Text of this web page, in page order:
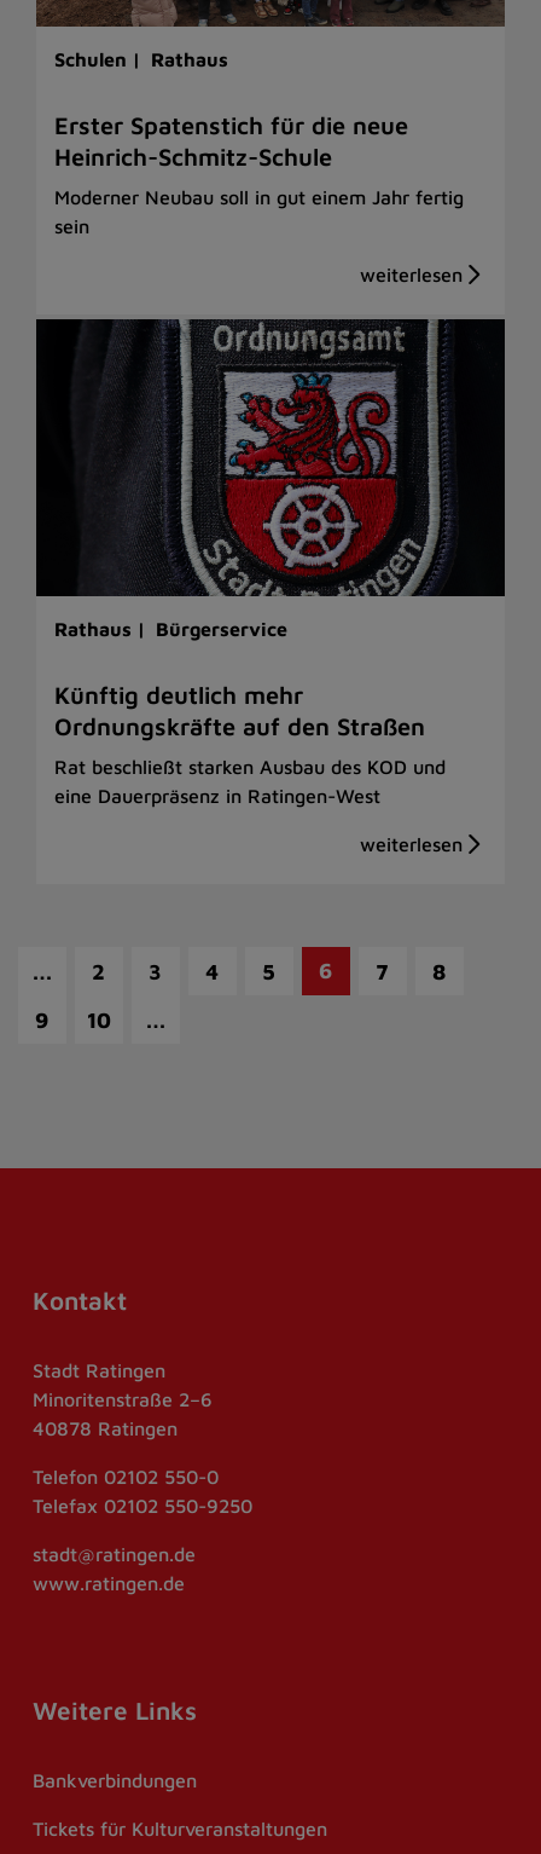
Schulen | Rathaus
Erster Spatenstich für die neue
Heinrich-Schmitz-Schule
Moderner Neubau soll in gut einem Jahr fertig
sein
Rathaus | Bürgerservice
Künftig deutlich mehr
Ordnungskräfte auf den Straßen
Rat beschließt starken Ausbau des KOD und
eine Dauerpräsenz in Ratingen-West
… 2 3 4 5 6 7
8
9
10 …
Kontakt
Stadt Ratingen
Minoritenstraße 2–6
40878 Ratingen
Telefon 02102 550-0
Telefax 02102 550-9250
stadt@ratingen.de
www.ratingen.de
Weitere Links
Bankverbindungen
Tickets für Kulturveranstaltungen